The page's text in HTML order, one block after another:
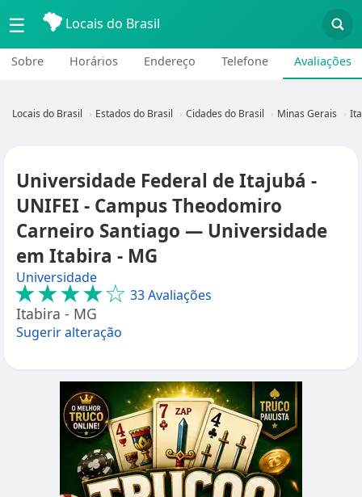
☰ Locais do Brasil
Sobre Horários Endereço Telefone Avaliações
Locais do Brasil Estados do Brasil Cidades do Brasil Minas Gerais
Universidade Federal de Itajubá -
UNIFEI - Campus Theodomiro
Carneiro Santiago — Universidade
em Itabira - MG
Universidade
★★★★☆ 33 Avaliações
Itabira - MG
Sugerir alteração